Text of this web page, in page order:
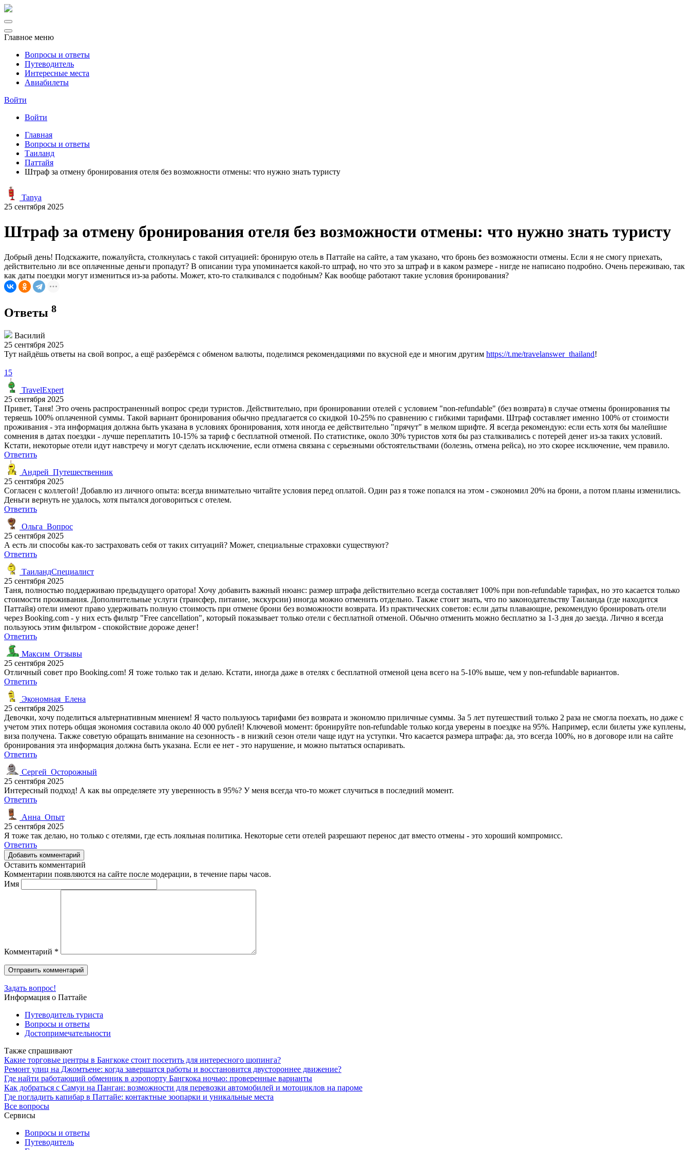
Главное меню
Вопросы и ответы
Путеводитель
Интересные места
Авиабилеты
Войти
Войти
Главная
Вопросы и ответы
Таиланд
Паттайя
Штраф за отмену бронирования отеля без возможности отмены: что нужно знать туристу
Tanya
25 сентября 2025
Штраф за отмену бронирования отеля без возможности отмены: что нужно знать туристу
Добрый день! Подскажите, пожалуйста, столкнулась с такой ситуацией: бронирую отель в Паттайе на сайте, а там указано, что бронь без возможности отмены. Если я не смогу приехать,
действительно ли все оплаченные деньги пропадут? В описании тура упоминается какой-то штраф, но что это за штраф и в каком размере - нигде не написано подробно. Очень переживаю, так
как даты поездки могут измениться из-за работы. Может, кто-то сталкивался с подобным? Как вообще работают такие условия бронирования?
Ответы 8
Василий
25 сентября 2025
Тут найдёшь ответы на свой вопрос, а ещё разберёмся с обменом валюты, поделимся рекомендациями по вкусной еде и многим другим https://t.me/travelanswer_thailand!
15
TravelExpert
25 сентября 2025
Привет, Таня! Это очень распространенный вопрос среди туристов. Действительно, при бронировании отелей с условием "non-refundable" (без возврата) в случае отмены бронирования ты
теряешь 100% оплаченной суммы. Такой вариант бронирования обычно предлагается со скидкой 10-25% по сравнению с гибкими тарифами. Штраф составляет именно 100% от стоимости
проживания - эта информация должна быть указана в условиях бронирования, хотя иногда ее действительно "прячут" в мелком шрифте. Я всегда рекомендую: если есть хотя бы малейшие
сомнения в датах поездки - лучше переплатить 10-15% за тариф с бесплатной отменой. По статистике, около 30% туристов хотя бы раз сталкивались с потерей денег из-за таких условий.
Кстати, некоторые отели идут навстречу и могут сделать исключение, если отмена связана с серьезными обстоятельствами (болезнь, отмена рейса), но это скорее исключение, чем правило.
Ответить
Андрей_Путешественник
25 сентября 2025
Согласен с коллегой! Добавлю из личного опыта: всегда внимательно читайте условия перед оплатой. Один раз я тоже попался на этом - сэкономил 20% на брони, а потом планы изменились.
Деньги вернуть не удалось, хотя пытался договориться с отелем.
Ответить
Ольга_Вопрос
25 сентября 2025
А есть ли способы как-то застраховать себя от таких ситуаций? Может, специальные страховки существуют?
Ответить
ТаиландСпециалист
25 сентября 2025
Таня, полностью поддерживаю предыдущего оратора! Хочу добавить важный нюанс: размер штрафа действительно всегда составляет 100% при non-refundable тарифах, но это касается только
стоимости проживания. Дополнительные услуги (трансфер, питание, экскурсии) иногда можно отменить отдельно. Также стоит знать, что по законодательству Таиланда (где находится
Паттайя) отели имеют право удерживать полную стоимость при отмене брони без возможности возврата. Из практических советов: если даты плавающие, рекомендую бронировать отели
через Booking.com - у них есть фильтр "Free cancellation", который показывает только отели с бесплатной отменой. Обычно отменить можно бесплатно за 1-3 дня до заезда. Лично я всегда
пользуюсь этим фильтром - спокойствие дороже денег!
Ответить
Максим_Отзывы
25 сентября 2025
Отличный совет про Booking.com! Я тоже только так и делаю. Кстати, иногда даже в отелях с бесплатной отменой цена всего на 5-10% выше, чем у non-refundable вариантов.
Ответить
Экономная_Елена
25 сентября 2025
Девочки, хочу поделиться альтернативным мнением! Я часто пользуюсь тарифами без возврата и экономлю приличные суммы. За 5 лет путешествий только 2 раза не смогла поехать, но даже с
учетом этих потерь общая экономия составила около 40 000 рублей! Ключевой момент: бронируйте non-refundable только когда уверены в поездке на 95%. Например, если билеты уже куплены,
виза получена. Также советую обращать внимание на сезонность - в низкий сезон отели чаще идут на уступки. Что касается размера штрафа: да, это всегда 100%, но в договоре или на сайте
бронирования эта информация должна быть указана. Если ее нет - это нарушение, и можно пытаться оспаривать.
Ответить
Сергей_Осторожный
25 сентября 2025
Интересный подход! А как вы определяете эту уверенность в 95%? У меня всегда что-то может случиться в последний момент.
Ответить
Анна_Опыт
25 сентября 2025
Я тоже так делаю, но только с отелями, где есть лояльная политика. Некоторые сети отелей разрешают перенос дат вместо отмены - это хороший компромисс.
Ответить
Добавить комментарий
Оставить комментарий
Комментарии появляются на сайте после модерации, в течение пары часов.
Имя
Комментарий *
Задать вопрос!
Информация о Паттайе
Путеводитель туриста
Вопросы и ответы
Достопримечательности
Также спрашивают
Какие торговые центры в Бангкоке стоит посетить для интересного шопинга?
Ремонт улиц на Джомтьене: когда завершатся работы и восстановится двустороннее движение?
Где найти работающий обменник в аэропорту Бангкока ночью: проверенные варианты
Как добраться с Самуи на Панган: возможности для перевозки автомобилей и мотоциклов на пароме
Где погладить капибар в Паттайе: контактные зоопарки и уникальные места
Все вопросы
Сервисы
Вопросы и ответы
Путеводитель